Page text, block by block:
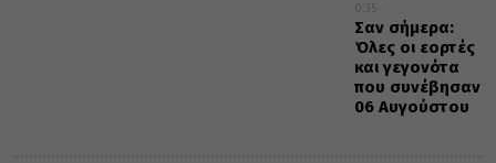
0:35
Σαν σήμερα:
Όλες οι εορτές
και γεγονότα
που συνέβησαν
06 Αυγούστου